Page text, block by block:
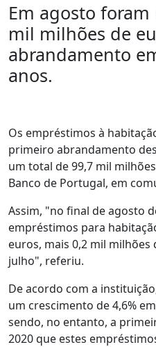
Em agosto
mil milhões de
abrandamento
anos.
Os empréstimos à
primeiro abrandamento
um total de 99,7 mil
Banco de Portugal, em
Assim, "no final de agosto
empréstimos para
euros, mais 0,2 mil
julho", referiu.
De acordo com a
um crescimento de 4,6%
sendo, no entanto, a
2020 que estes